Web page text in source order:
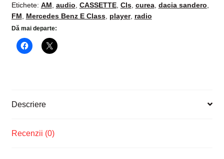
SANDERO,
decodare
casetofon
auto
Etichete: AM audio CASSETTE, Cls, curea, dacia sandero
FM
Mercedes Benz E Class, player, radio
Dă mai departe:
Descriere
Recenzii (0)